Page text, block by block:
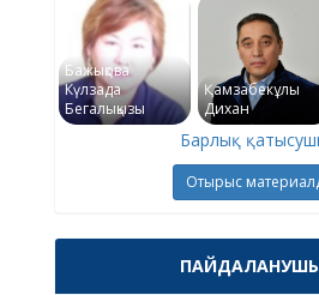
Бажықова
Күлзада
Бегалықызы
Қамзабекұлы
Дихан
Барлық
Отырыс